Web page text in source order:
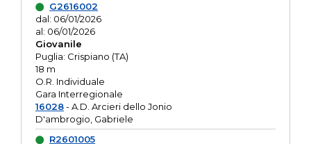
G2616002
dal: 06/01/2026
al: 06/01/2026
Giovanile
Puglia: Crispiano (TA)
18 m
O.R. Individuale
Gara Interregionale
16028- A.D. Arcieri dello Jonio
D'ambrogio, Gabriele
R2601005